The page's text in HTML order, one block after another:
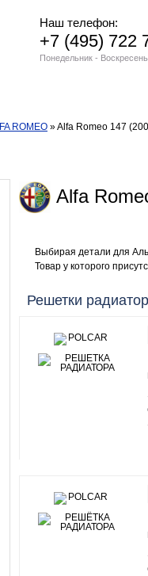
ROMEO » Alfa Romeo 147
Alfa
Выбирая детали для
Товар у которого
Решетки
Наш телефон:
+7 (495) 722
Понедельник -